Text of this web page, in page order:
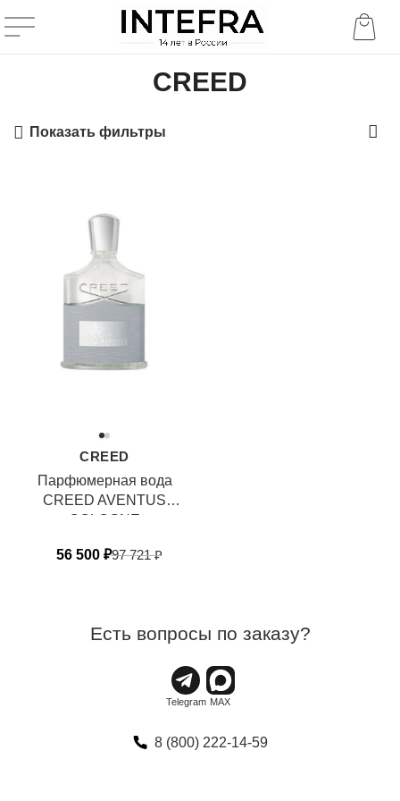
CREED
Показать фильтры
CREED
Парфюмерная вода
CREED AVENTUS
COLOGNE
56 500 ₽97 721₽
Есть вопросы по заказу?
8 (800) 222-14-59